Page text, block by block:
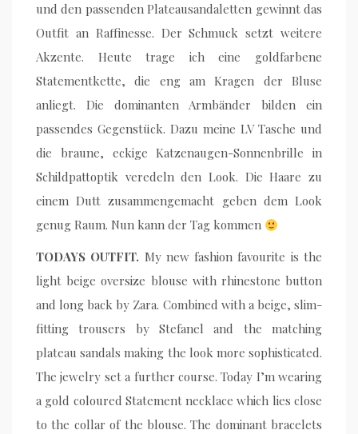
und den passenden Plateausandaletten gewinnt das
Outfit an Raffinesse. Der Schmuck setzt weitere
Akzente. Heute trage ich eine goldfarbene
Statementkette, die eng am Kragen der Bluse
anliegt. Die dominanten Armbänder bilden ein
passendes Gegenstück. Dazu meine LV Tasche und
die braune, eckige Katzenaugen-Sonnenbrille in
Schildpattoptik veredeln den Look. Die Haare zu
einem Dutt zusammengemacht geben dem Look
genug Raum. Nun kann der Tag kommen
TODAYS OUTFIT. My new fashion favourite is the
light beige oversize blouse with rhinestone button
and long back by Zara. Combined with a beige, slim-
fitting trousers by Stefanel and the matching
plateau sandals making the look more sophisticated.
The jewelry set a further course. Today I’m wearing
a gold coloured Statement necklace which lies close
to the collar of the blouse. The dominant bracelets